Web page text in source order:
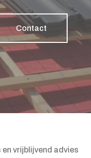
Contact
vrijblijvend advies